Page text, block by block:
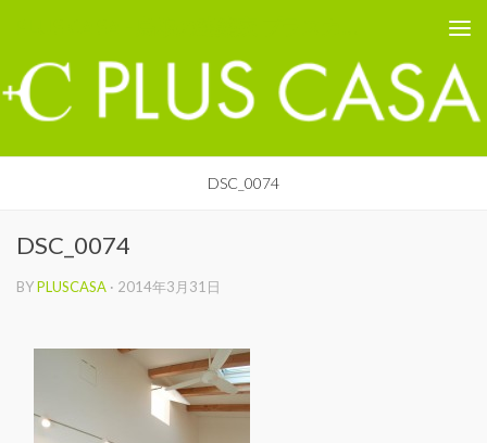
DSC_0074
DSC_0074
BYPLUSCASA · 2014年3月31日